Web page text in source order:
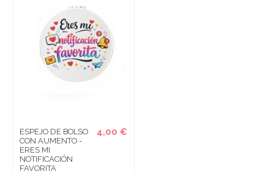
ESPEJO DE BOLSO
CON AUMENTO -
ERES MI
NOTIFICACIÓN
FAVORITA
4,00 €